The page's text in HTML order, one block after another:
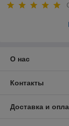
О нас
Контакты
Доставка и